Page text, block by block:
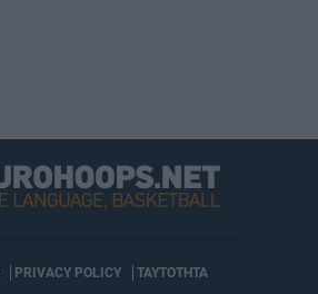
PRIVACY POLICY ΤΑΥΤΟΤΗΤΑ